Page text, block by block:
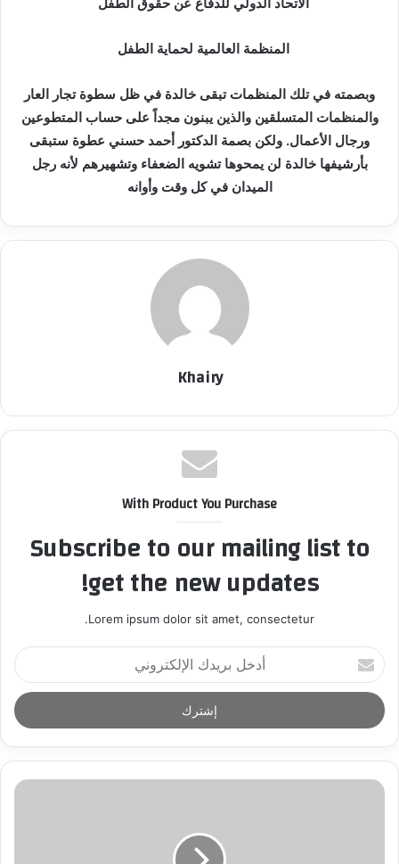
المنظمة العالمية لحماية الطفل
وبصمته في تلك المنظمات تبقى خالدة في ظل سطوة تجار العار
والمنظمات المتسلقين والذين يبنون مجداً على حساب المتطوعين
ورجال الأعمال. ولكن بصمة الدكتور أحمد حسني عطوة ستبقى
بأرشيفها خالدة لن يمحوها تشويه الضعفاء وتشهيرهم لأنه رجل
الميدان في كل وقت وأوانه
Khairy
With Product You Purchase
Subscribe to our mailing list to
get the new updates!
Lorem ipsum dolor sit amet, consectetur.
أ
د
خ
ل
ر
د